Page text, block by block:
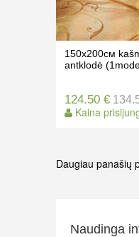
150x200cм
antklodė
124.50 €
Kaina
Daugiau panašių
Naudinga